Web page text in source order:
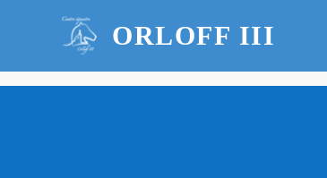
ORLOFF III